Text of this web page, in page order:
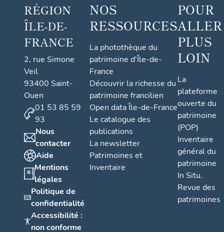
RÉGION
ÎLE-DE-
FRANCE
2, rue Simone
Veil
93400 Saint-
Ouen
01 53 85 59
93
Nous
contacter
Aide
Mentions
légales
Politique de
confidentialité
Accessibilité :
non conforme
NOS
RESSOURCES
La photothèque du
patrimoine d'Île-de-
France
Découvrir la richesse du
patrimoine francilien
Open data Île-de-France
Le catalogue des
publications
La newsletter
Patrimoines et
Inventaire
POUR
ALLER
PLUS
LOIN
La
plateforme
ouverte du
patrimoine
(POP)
Inventaire
général du
patrimoine
In Situ.
Revue des
patrimoines